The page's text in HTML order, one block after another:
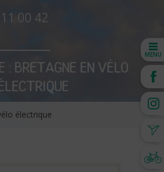
00 42
: BRETAGNE EN VÉLO
MENU
électrique